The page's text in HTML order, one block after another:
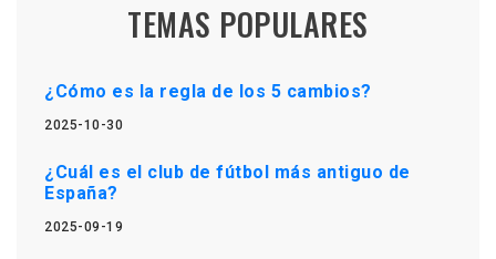
TEMAS POPULARES
¿Cómo es la regla de los 5 cambios?
2025-10-30
¿Cuál es el club de fútbol más antiguo de
España?
2025-09-19